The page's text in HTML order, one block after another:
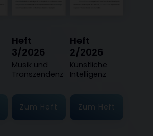
Heft
3/2026
:
Musik und
Transzendenz
Zum Heft
Heft
2/2026
:
Künstliche
Intelligenz
Zum Heft